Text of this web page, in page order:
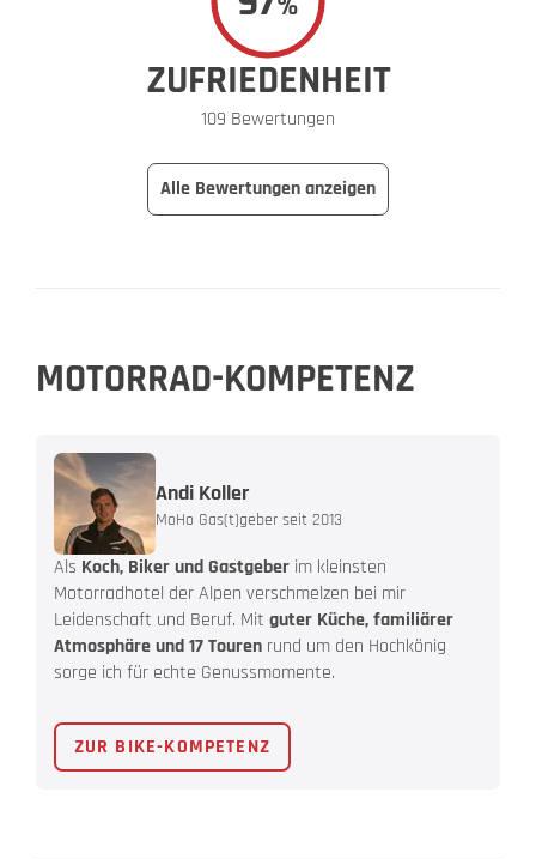
ZUFRIEDENHEIT
109 Bewertungen
Alle Bewertungen anzeigen
MOTORRAD-KOMPETENZ
Andi Koller
MoHo Gas(t)geber seit 2013
Als Koch, Biker und Gastgeber im kleinsten
Motorradhotel der Alpen verschmelzen bei mir
Leidenschaft und Beruf. Mit guter Küche, familiärer
Atmosphäre und 17 Touren rund um den Hochkönig
sorge ich für echte Genussmomente.
ZUR BIKE-KOMPETENZ